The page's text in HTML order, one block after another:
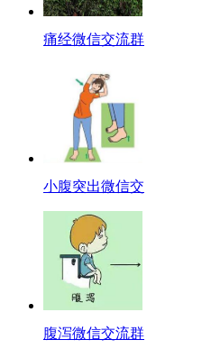
痛经微信交流群
小腹突出微信交
腹泻微信交流群